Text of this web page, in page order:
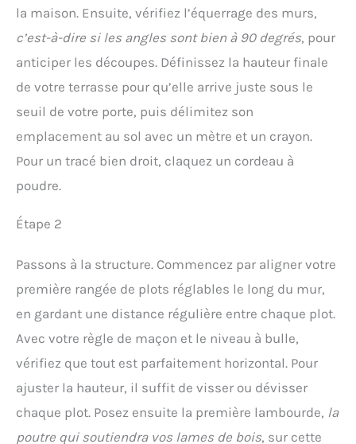
la maison. Ensuite, vérifiez l’équerrage des murs,
c’est-à-dire si les angles sont bien à 90 degrés, pour
anticiper les découpes. Définissez la hauteur finale
de votre terrasse pour qu’elle arrive juste sous le
seuil de votre porte, puis délimitez son
emplacement au sol avec un mètre et un crayon.
Pour un tracé bien droit, claquez un cordeau à
poudre.
Étape 2
Passons à la structure. Commencez par aligner votre
première rangée de plots réglables le long du mur,
en gardant une distance régulière entre chaque plot.
Avec votre règle de maçon et le niveau à bulle,
vérifiez que tout est parfaitement horizontal. Pour
ajuster la hauteur, il suffit de visser ou dévisser
chaque plot. Posez ensuite la première lambourde, la
poutre qui soutiendra vos lames de bois, sur cette